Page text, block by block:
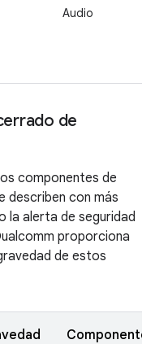
Audio
de
componentes de
describen con más
la alerta de seguridad
proporciona
de estos
Componente